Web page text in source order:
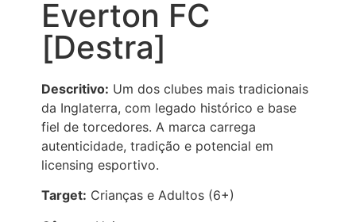
Everton FC
[Destra]
Descritivo: Um dos clubes mais tradicionais
da Inglaterra, com legado histórico e base
fiel de torcedores. A marca carrega
autenticidade, tradição e potencial em
licensing esportivo.
Target: Crianças e Adultos (6+)